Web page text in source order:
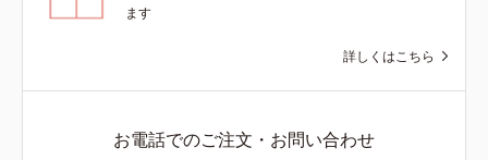
ます
詳しくはこちら
お電話でのご注文・お問い合わせ